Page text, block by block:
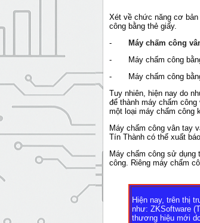
Xét về chức năng cơ bản
công bằng thẻ giấy.
-
Máy chấm công
- Máy chấm công bằng
- Máy chấm công bằng
Tuy nhiên, hiện nay do
để thành máy chấm
một loại máy chấm công
Máy chấm công vân tay
Tín Thành có thể xuất
Máy chấm công sử dụng
công. Riêng máy chấm
Hiện nay, trên thị
như: ZKSoftware
thương hiệu mới